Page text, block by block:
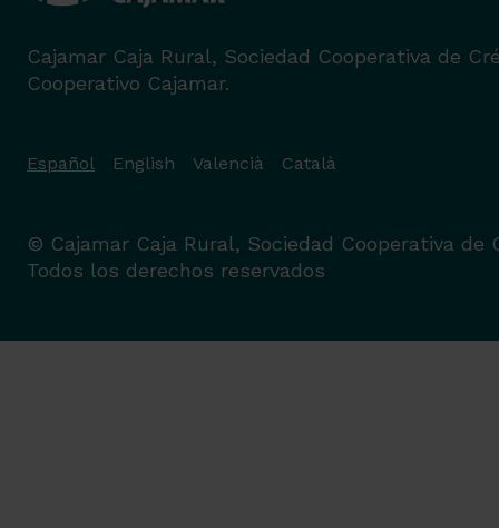
Cajamar Caja Rural, Sociedad Cooperativa de
Cooperativo Cajamar.
Español English Valencià Català
© Cajamar Caja Rural, Sociedad Cooperativa de
Todos los derechos reservados